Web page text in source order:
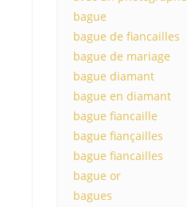
bague
bague de fiancailles
bague de mariage
bague diamant
bague en diamant
bague fiancaille
bague fiançailles
bague fiancailles
bague or
bagues